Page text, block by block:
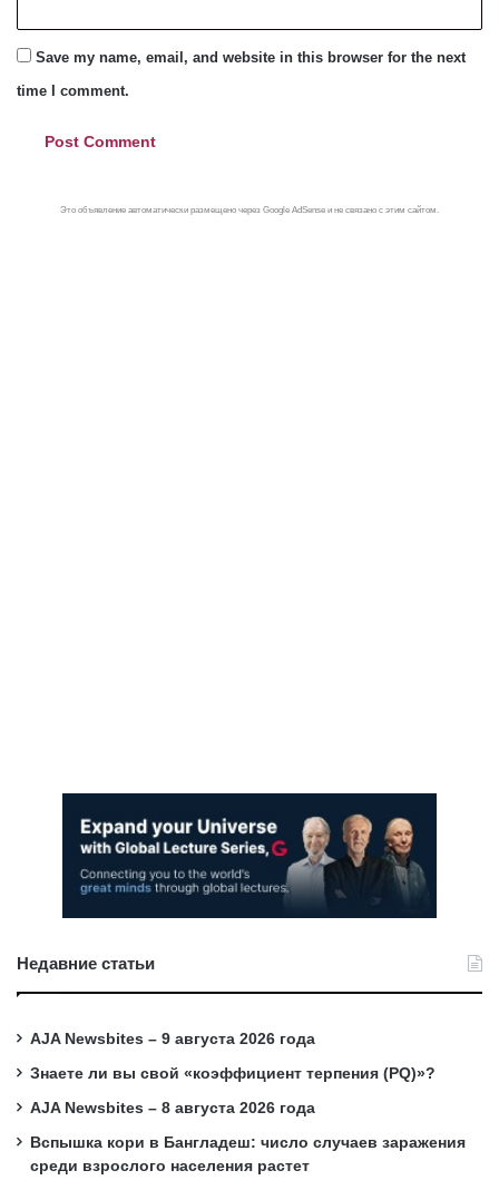
Save my name, email, and website in this browser for the next
time I comment.
Это объявление автоматически размещено через Google AdSense и не связано с этим сайтом.
Недавние статьи
AJA Newsbites – 9 августа 2026 года
Знаете ли вы свой «коэффициент терпения (PQ)»?
AJA Newsbites – 8 августа 2026 года
Вспышка кори в Бангладеш: число случаев заражения
среди взрослого населения растет